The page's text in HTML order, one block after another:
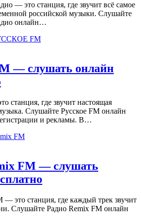
— это станция, где звучит всё самое
российской музыки. Слушайте
онлайн…
— слушать онлайн
станция, где звучит настоящая
Слушайте Русское FM онлайн
и рекламы. В…
FM — слушать
— это станция, где каждый трек звучит
Слушайте Радио Remix FM онлайн